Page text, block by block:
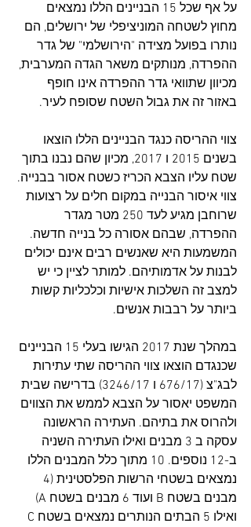
על אף שכל 15 הבניינים הללו נמצאים
מחוץ לשטחה המוניציפלי של ירושלים, הם
נותרו בפועל מצידה "הירושלמי" של גדר
ההפרדה, מנותקים משאר הגדה המערבית,
מכיוון שתוואי גדר ההפרדה אינו חופף
באזור זה את גבול השטח שסופח לעיר.
צווי ההריסה כנגד הבניינים הללו הוצאו
בשנים 2015 ו 2017, מכיון שהם נבנו בתוך
שטח עליו הצבא הכריז כשטח אסור בבנייה.
צווי איסור הבנייה במקום חלים על רצועות
שרוחבן מגיע לעד 250 מטר מגדר
ההפרדה, שבהם אסורה כל בנייה חדשה.
המשמעות היא שאנשים רבים אינם יכולים
לבנות על אדמותיהם. למותר לציין כי יש
למצב זה השלכות אישיות וכלכליות קשות
ביותר על רבבות אנשים.
במהלך שנת 2017 הגישו בעלי 15 הבניינים
שכנגדם הוצאו צווי ההריסה שתי עתירות
לבג"צ (676/17 ו 3246/17) בדרישה שבית
המשפט יאסור על הצבא לממש את הצווים
ולהרוס את בתיהם. העתירה הראשונה
עסקה ב 3 מבנים ואילו העתירה השניה
ב-12 נוספים. 10 מתוך כלל המבנים הללו
מבנים בשטח B ועוד 6 מבנים בשטח A)